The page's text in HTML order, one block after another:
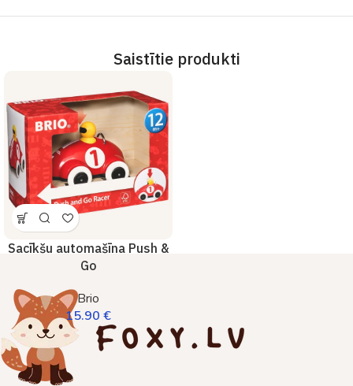
Saistītie produkti
Sacīkšu automašīna Push &
Go
Brio
15.90 €